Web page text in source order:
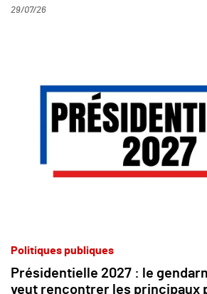
29/07/26
Politiques publiques
Présidentielle 2027 : le
veut rencontrer les principaux